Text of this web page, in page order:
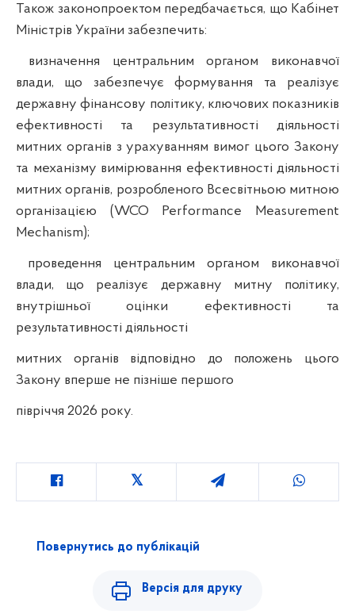
Також законопроектом передбачається, що Кабінет
Міністрів України забезпечить:
визначення центральним органом виконавчої
влади, що забезпечує формування та реалізує
державну фінансову політику, ключових показників
ефективності та результативності діяльності
митних органів з урахуванням вимог цього Закону
та механізму вимірювання ефективності діяльності
митних органів, розробленого Всесвітньою митною
організацією (WCO Performance Measurement
Mechanism);
проведення центральним органом виконавчої
влади, що реалізує державну митну політику,
внутрішньої оцінки ефективності та
результативності діяльності
митних органів відповідно до положень цього
Закону вперше не пізніше першого
півріччя 2026 року.
Повернутись до публікацій
Версія для друку